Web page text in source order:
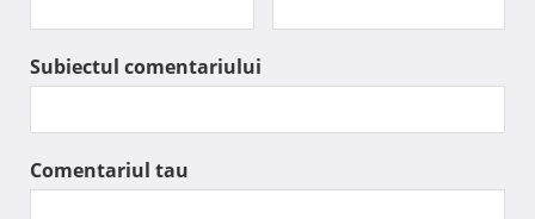
Subiectul comentariului
Comentariul tau